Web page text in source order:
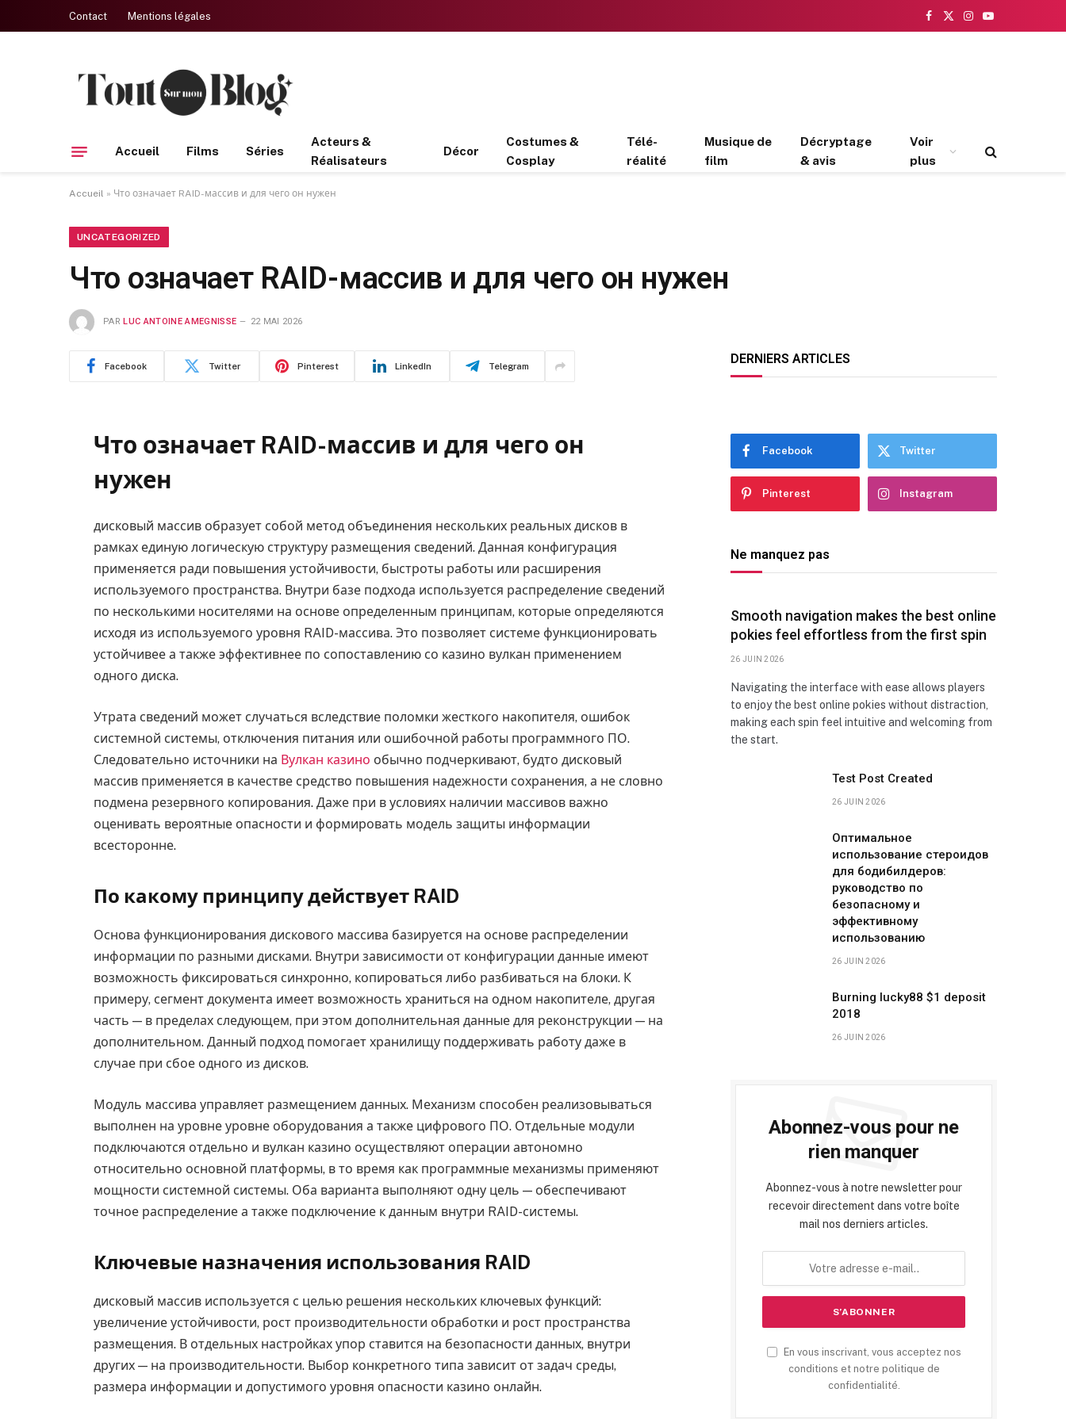
Contact Mentions légales
Facebook
X
Instagram
YouTube
Accueil Films Séries
Acteurs &
Réalisateurs
Décor
Costumes &
Cosplay
Télé-
réalité
Musique de
film
Décryptage
& avis
Voir
plus
Accueil » Что означает RAID-массив и для чего он нужен
UNCATEGORIZED
Что означает RAID-массив и для чего он нужен
PAR LUC ANTOINE AMEGNISSE 22 MAI 2026
Facebook Twitter Pinterest LinkedIn Telegram
Что означает RAID-массив и для чего он
нужен
дисковый массив образует собой метод объединения нескольких реальных дисков в
рамках единую логическую структуру размещения сведений. Данная конфигурация
применяется ради повышения устойчивости, быстроты работы или расширения
используемого пространства. Внутри базе подхода используется распределение сведений
по несколькими носителями на основе определенным принципам, которые определяются
исходя из используемого уровня RAID-массива. Это позволяет системе функционировать
устойчивее а также эффективнее по сопоставлению со казино вулкан применением
одного диска.
Утрата сведений может случаться вследствие поломки жесткого накопителя, ошибок
системной системы, отключения питания или ошибочной работы программного ПО.
Следовательно источники на Вулкан казино обычно подчеркивают, будто дисковый
массив применяется в качестве средство повышения надежности сохранения, а не словно
подмена резервного копирования. Даже при в условиях наличии массивов важно
оценивать вероятные опасности и формировать модель защиты информации
всесторонне.
По какому принципу действует RAID
Основа функционирования дискового массива базируется на основе распределении
информации по разными дисками. Внутри зависимости от конфигурации данные имеют
возможность фиксироваться синхронно, копироваться либо разбиваться на блоки. К
примеру, сегмент документа имеет возможность храниться на одном накопителе, другая
часть — в пределах следующем, при этом дополнительная данные для реконструкции — на
дополнительном. Данный подход помогает хранилищу поддерживать работу даже в
случае при сбое одного из дисков.
Модуль массива управляет размещением данных. Механизм способен реализовываться
выполнен на уровне уровне оборудования а также цифрового ПО. Отдельные модули
подключаются отдельно и вулкан казино осуществляют операции автономно
относительно основной платформы, в то время как программные механизмы применяют
мощности системной системы. Оба варианта выполняют одну цель — обеспечивают
точное распределение а также подключение к данным внутри RAID-системы.
Ключевые назначения использования RAID
дисковый массив используется с целью решения нескольких ключевых функций:
увеличение устойчивости, рост производительности обработки и рост пространства
размещения. В отдельных настройках упор ставится на безопасности данных, внутри
других — на производительности. Выбор конкретного типа зависит от задач среды,
размера информации и допустимого уровня опасности казино онлайн.
DERNIERS ARTICLES
Facebook Twitter
Pinterest Instagram
Ne manquez pas
Smooth navigation makes the best online
pokies feel effortless from the first spin
26 JUIN 2026
Navigating the interface with ease allows players
to enjoy the best online pokies without distraction,
making each spin feel intuitive and welcoming from
the start.
Test Post Created
26 JUIN 2026
Оптимальное
использование стероидов
для бодибилдеров:
руководство по
безопасному и
эффективному
использованию
26 JUIN 2026
Burning lucky88 $1 deposit
2018
26 JUIN 2026
Abonnez-vous pour ne
rien manquer
Abonnez-vous à notre newsletter pour
recevoir directement dans votre boîte
mail nos derniers articles.
En vous inscrivant, vous acceptez nos
conditions et notre politique de
confidentialité.